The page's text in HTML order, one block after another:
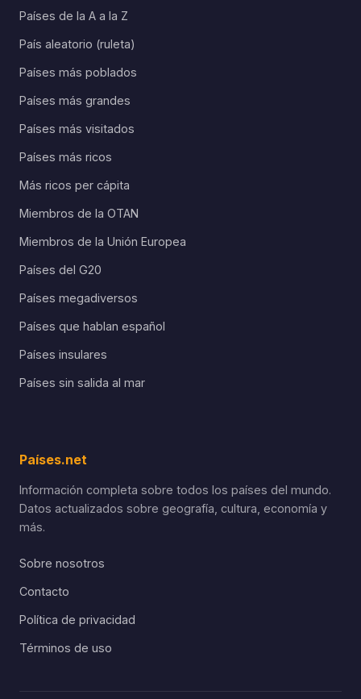
Países de la A a la Z
País aleatorio (ruleta)
Países más poblados
Países más grandes
Países más visitados
Países más ricos
Más ricos per cápita
Miembros de la OTAN
Miembros de la Unión Europea
Países del G20
Países megadiversos
Países que hablan español
Países insulares
Países sin salida al mar
Países.net
Información completa sobre todos los países del mundo.
Datos actualizados sobre geografía, cultura, economía y
más.
Sobre nosotros
Contacto
Política de privacidad
Términos de uso